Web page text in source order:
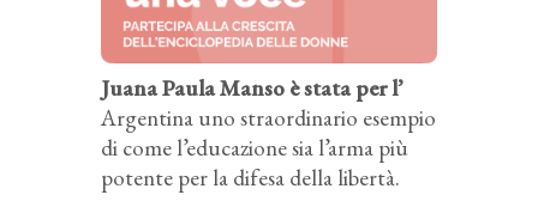
Juana Paula Manso è stata per l’
Argentina uno straordinario esempio
di come l’educazione sia l’arma più
potente per la difesa della libertà.